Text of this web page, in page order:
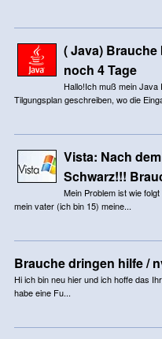
( Java)
noch 4 Tage
Hallo!Ich muß mein
Tilgungsplan geschreiben, wo die
Vista: Nach
Schwarz!!!
Mein Problem ist wie
mein vater (ich bin 15) meine...
Brauche dringen hilfe /
Hi ich bin neu hier und ich hoffe das
habe eine Fu...